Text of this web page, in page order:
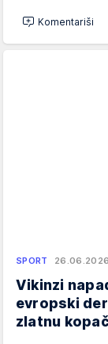
Komentariši
SPORT
Vikinzi
evropski
zlatnu